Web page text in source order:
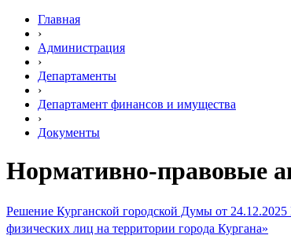
Главная
›
Администрация
›
Департаменты
›
Департамент финансов и имущества
›
Документы
Нормативно-правовые
Решение Курганской городской Думы от
физических лиц на территории города Кургана»